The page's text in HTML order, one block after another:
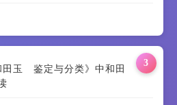
3
玉 鉴定与分类》中和田